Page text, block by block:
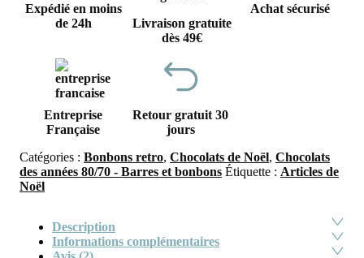
Expédié en moins
de 24h
Livraison gratuite
dès 49€
Achat sécurisé
Entreprise
Française
Retour gratuit 30
jours
Catégories : Bonbons retro, Chocolats de Noël, Chocolats
des années 80/70 - Barres et bonbons Étiquette : Articles de
Noël
Description
Informations complémentaires